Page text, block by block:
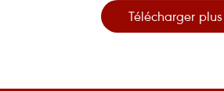
Télécharger plus